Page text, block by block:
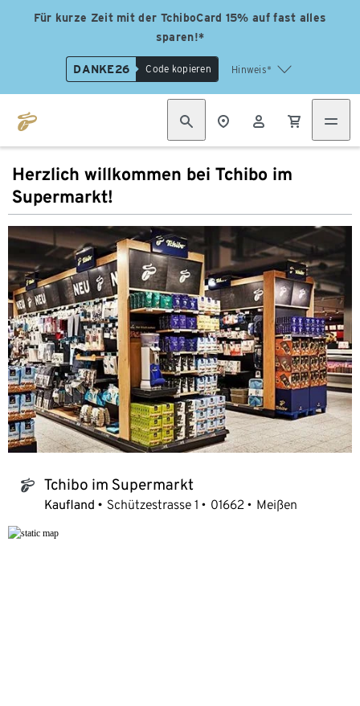
Für kurze Zeit mit der TchiboCard 15% auf fast alles
sparen!*
DANKE26 Code kopieren Hinweis*
Herzlich willkommen bei Tchibo im
Supermarkt!
tchibo_logo Tchibo im Supermarkt
Kaufland Schützestrasse 1 01662 Meißen